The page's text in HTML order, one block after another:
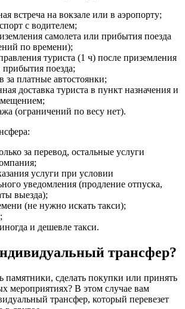
встреча на вокзале или в аэропорту;
с водителем;
самолета или прибытия поезда
по времени);
туриста (1 ч) после приземления
прибытия поезда;
за платные автостоянки;
доставка туриста в пункт назначения и
(ограничений по весу нет).
за перевод, остальные услуги
услуги при условии
уведомления (продление отпуска,
выезда);
(не нужно искать такси);
и дешевле такси.
трансфер?
памятники, сделать покупки или принять
мероприятиях? В этом случае вам
трансфер, который перевезет